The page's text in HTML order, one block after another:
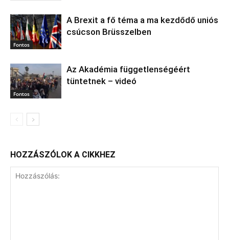
Fontos
A Brexit a fő téma a ma kezdődő uniós
csúcson Brüsszelben
Fontos
Az Akadémia függetlenségéért
tüntetnek – videó
HOZZÁSZÓLOK A CIKKHEZ